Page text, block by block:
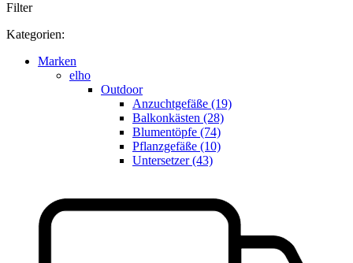
Filter
Kategorien:
Marken
elho
Outdoor
Anzuchtgefäße (19)
Balkonkästen (28)
Blumentöpfe (74)
Pflanzgefäße (10)
Untersetzer (43)